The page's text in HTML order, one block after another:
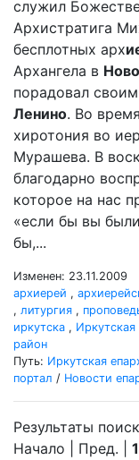
служил
Архистратига
бесплотных арх
Архангела в
порадовал
Ленино. Во
хиротония во
Мурашева. В
благодарно
которое на нас
«если бы вы
бы,...
Изменен: 23.11.2009
архиерей ,
, литургия ,
иркутска , Иркутская
район
Путь: Иркутская
портал / Новости
Результаты
Начало | Пред. | 1